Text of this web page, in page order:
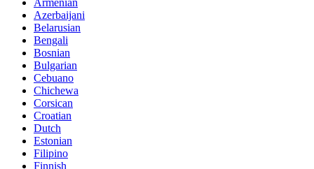
Azerbaijani
Belarusian
Bengali
Bosnian
Bulgarian
Cebuano
Chichewa
Corsican
Croatian
Dutch
Estonian
Filipino
Finnish